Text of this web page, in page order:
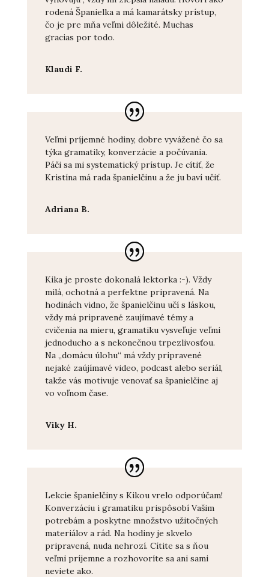
rodená Španielka a má kamarátsky prístup,
čo je pre mňa veľmi dôležité. Muchas
gracias por todo.
Klaudi F.
Veľmi príjemné hodiny, dobre vyvážené čo sa
týka gramatiky, konverzácie a počúvania.
Páči sa mi systematický prístup. Je cítiť, že
Kristína má rada španielčinu a že ju baví učiť.
Adriana B.
Kika je proste dokonalá lektorka :-). Vždy
milá, ochotná a perfektne pripravená. Na
hodinách vidno, že španielčinu učí s láskou,
vždy má pripravené zaujímavé témy a
cvičenia na mieru, gramatiku vysveľuje veľmi
jednoducho a s nekonečnou trpezlivosťou.
Na „domácu úlohu“ má vždy pripravené
nejaké zaújímavé video, podcast alebo seriál,
takže vás motivuje venovať sa španielčine aj
vo voľnom čase.
Viky H.
Lekcie španielčiny s Kikou vrelo odporúčam!
Konverzáciu i gramatiku prispôsobí Vašim
potrebám a poskytne množstvo užitočných
materiálov a rád. Na hodiny je skvelo
pripravená, nuda nehrozí. Cítite sa s ňou
veľmi príjemne a rozhovoríte sa ani sami
neviete ako.